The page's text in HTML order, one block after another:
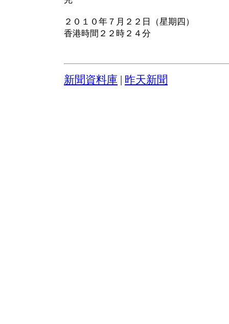
２０１０年７月２２日（星期四）
香港時間２２時２４分
新聞資料庫 昨天新聞